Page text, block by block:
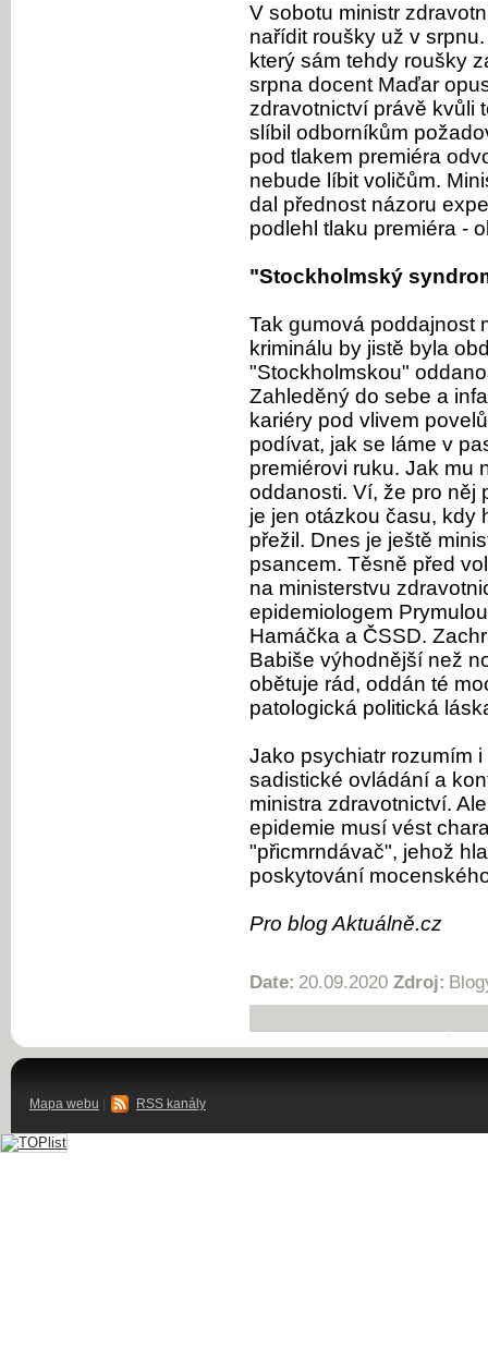
V sobotu ministr
nařídit roušky už v
který sám tehdy roušky
srpna docent Maďar
zdravotnictví právě kvůli
slíbil odborníkům
pod tlakem premiéra
nebude líbit voličům.
dal přednost názoru
podlehl tlaku premiéra -
"Stockholmský
Tak gumová poddajnost
kriminálu by jistě byla
"Stockholmskou"
Zahleděný do sebe a
kariéry pod vlivem
podívat, jak se láme v
premiérovi ruku. Jak mu
oddanosti. Ví, že pro něj
je jen otázkou času, kdy
přežil. Dnes je ještě
psancem. Těsně před
na ministerstvu
epidemiologem
Hamáčka a ČSSD.
Babiše výhodnější než
obětuje rád, oddán té
patologická politická
Jako psychiatr rozumím
sadistické ovládání a
ministra zdravotnictví.
epidemie musí vést
"přicmrndávač", jehož
poskytování
Pro blog Aktuálně.cz
Date: 20.09.2020 Zdroj:
Mapa webu RSS kanály